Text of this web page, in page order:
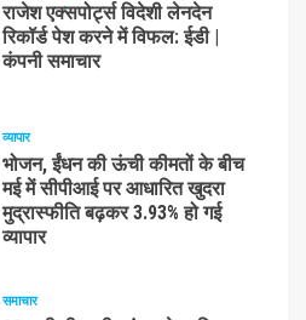
राजेश एक्सपोर्ट्स विदेशी लेनदेन
रिकॉर्ड पेश करने में विफल: ईडी |
कंपनी समाचार
व्यापार
भोजन, ईंधन की ऊंची कीमतों के बीच
मई में सीपीआई पर आधारित खुदरा
मुद्रास्फीति बढ़कर 3.93% हो गई
व्यापार
समाचार